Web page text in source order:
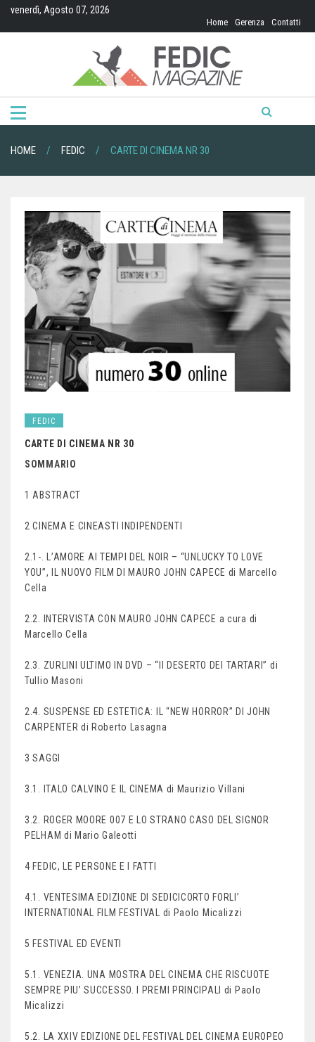
venerdì, Agosto 07, 2026
Home Gerenza Contatti
HOME FEDIC CARTE DI CINEMA NR 30
FEDIC
CARTE DI CINEMA NR 30
SOMMARIO
1 ABSTRACT
2 CINEMA E CINEASTI INDIPENDENTI
2.1-. L’AMORE AI TEMPI DEL NOIR – “UNLUCKY TO LOVE
YOU”, IL NUOVO FILM DI MAURO JOHN CAPECE di Marcello
Cella
2.2. INTERVISTA CON MAURO JOHN CAPECE a cura di
Marcello Cella
2.3. ZURLINI ULTIMO IN DVD – “Il DESERTO DEI TARTARI” di
Tullio Masoni
2.4. SUSPENSE ED ESTETICA: IL “NEW HORROR” DI JOHN
CARPENTER di Roberto Lasagna
3 SAGGI
3.1. ITALO CALVINO E IL CINEMA di Maurizio Villani
3.2. ROGER MOORE 007 E LO STRANO CASO DEL SIGNOR
PELHAM di Mario Galeotti
4 FEDIC, LE PERSONE E I FATTI
4.1. VENTESIMA EDIZIONE DI SEDICICORTO FORLI’
INTERNATIONAL FILM FESTIVAL di Paolo Micalizzi
5 FESTIVAL ED EVENTI
5.1. VENEZIA. UNA MOSTRA DEL CINEMA CHE RISCUOTE
SEMPRE PIU’ SUCCESSO. I PREMI PRINCIPALI di Paolo
Micalizzi
5.2. LA XXIV EDIZIONE DEL FESTIVAL DEL CINEMA EUROPEO